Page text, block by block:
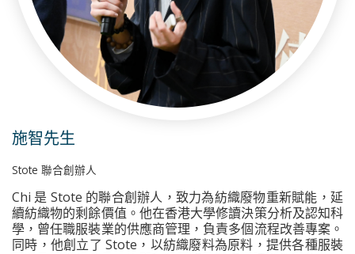
施智先生
Stote 聯合創辦人
Chi 是 Stote 的聯合創辦人，致力為紡織廢物重新賦能，延
續紡織物的剩餘價值。他在香港大學修讀決策分析及認知科
學，曾任職服裝業的供應商管理，負責多個流程改善專案。
同時，他創立了 Stote，以紡織廢料為原料，提供各種服裝